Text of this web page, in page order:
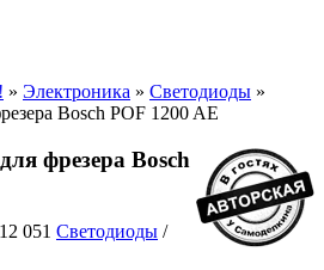
» Электроника » Светодиоды »
Bosch POF 1200 AE
фрезера Bosch
12 051 Светодиоды /